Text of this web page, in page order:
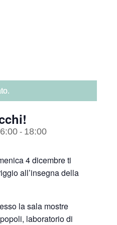
- 18:00
4 dicembre ti
all’insegna della
la sala mostre
laboratorio di